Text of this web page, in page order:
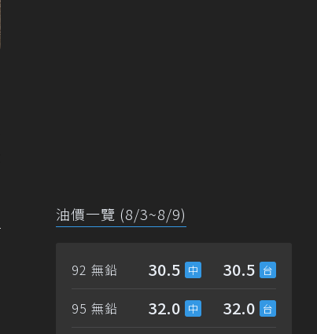
油價一覽 (8/3~8/9)
92 無鉛 30.5 30.5
95 無鉛 32.0 32.0